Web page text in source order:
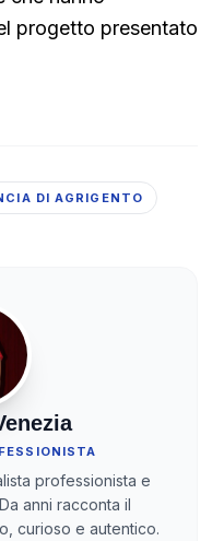
progetto presentato
DI AGRIGENTO
professionista e
anni racconta il
curioso e autentico.